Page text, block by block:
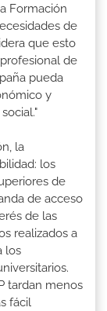
Formación
de
que esto
de
pueda
y
la
los
de
de acceso
de las
realizados a
los
tardan menos
fácil